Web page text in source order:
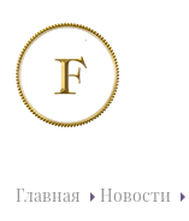
Главная Новости